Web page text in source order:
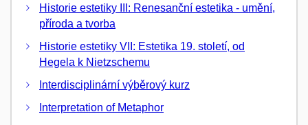
Historie estetiky III: Renesanční estetika - umění,
příroda a tvorba
Historie estetiky VII: Estetika 19. století, od
Hegela k Nietzschemu
Interdisciplinární výběrový kurz
Interpretation of Metaphor